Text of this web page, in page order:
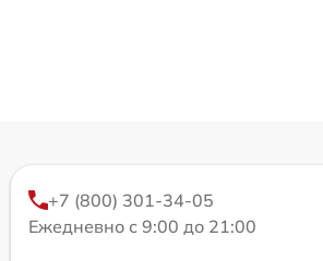
+7 (800) 301-34-05
Ежедневно с 9:00 до 21:00